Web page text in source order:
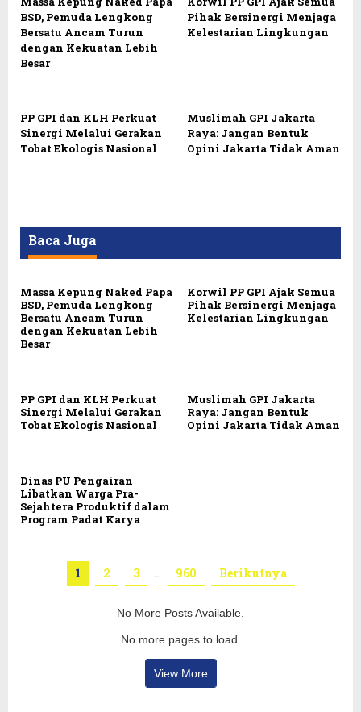
BSD, Pemuda Lengkong
Bersatu Ancam Turun
dengan Kekuatan Lebih
Besar
Pihak Bersinergi Menjaga
Kelestarian Lingkungan
PP GPI dan KLH Perkuat
Sinergi Melalui Gerakan
Tobat Ekologis Nasional
Muslimah GPI Jakarta
Raya: Jangan Bentuk
Opini Jakarta Tidak Aman
Baca Juga
Massa Kepung Naked Papa
BSD, Pemuda Lengkong
Bersatu Ancam Turun
dengan Kekuatan Lebih
Besar
Korwil PP GPI Ajak Semua
Pihak Bersinergi Menjaga
Kelestarian Lingkungan
PP GPI dan KLH Perkuat
Sinergi Melalui Gerakan
Tobat Ekologis Nasional
Muslimah GPI Jakarta
Raya: Jangan Bentuk
Opini Jakarta Tidak Aman
Dinas PU Pengairan
Libatkan Warga Pra-
Sejahtera Produktif dalam
Program Padat Karya
1 2 3 … 960 Berikutnya
No More Posts Available.
No more pages to load.
View More